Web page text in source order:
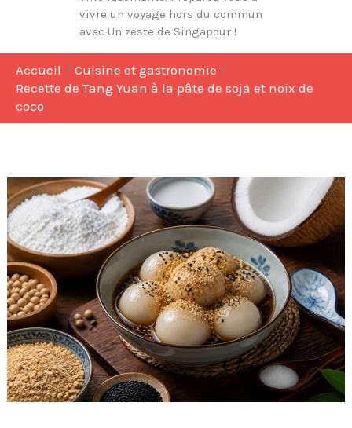
vivre un voyage hors du commun
avec Un zeste de Singapour !
Accueil
Cuisine et gastronomie
Recette de Tang Yuan à la pâte de soja et noix de
coco